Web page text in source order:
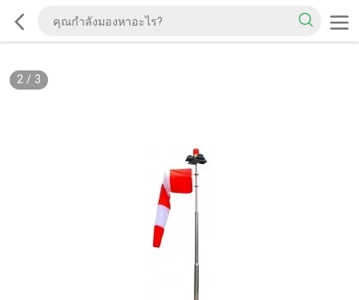
2/ 3